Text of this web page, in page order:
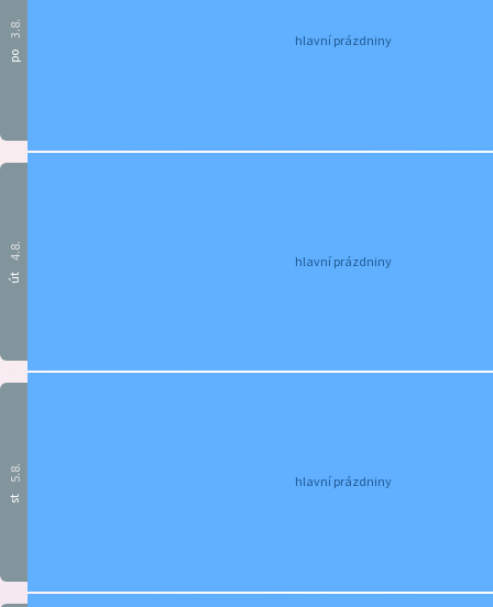
po
3.8.
hlavní prázdniny
út
4.8.
hlavní prázdniny
st
5.8. hlavní prázdniny